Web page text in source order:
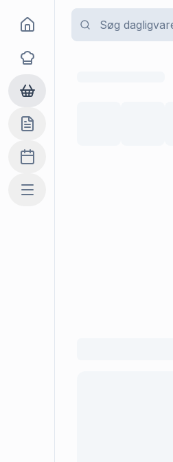
Goma
Opskrifter
Dagligvarer
Indkøbslisten
Madplan
Mere